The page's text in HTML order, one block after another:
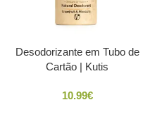
Desodorizante em Tubo de
Cartão | Kutis
10.99€